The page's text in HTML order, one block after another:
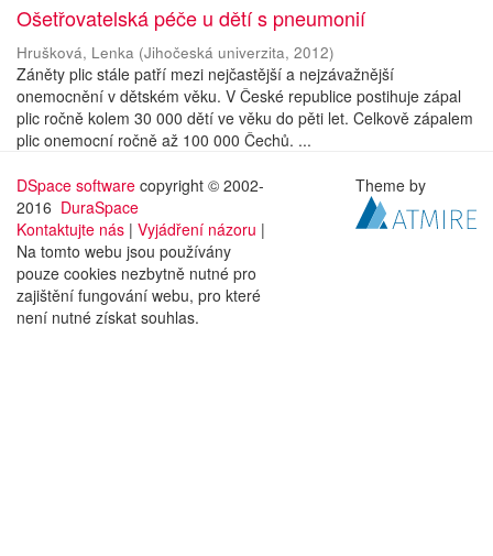
Ošetřovatelská péče u dětí s pneumonií
Hrušková, Lenka (Jihočeská univerzita, 2012)
Záněty plic stále patří mezi nejčastější a nejzávažnější
onemocnění v dětském věku. V České republice postihuje zápal
plic ročně kolem 30 000 dětí ve věku do pěti let. Celkově zápalem
plic onemocní ročně až 100 000 Čechů. ...
DSpace software copyright © 2002-
2016 DuraSpace
Kontaktujte nás | Vyjádření názoru |
Na tomto webu jsou používány
pouze cookies nezbytně nutné pro
zajištění fungování webu, pro které
není nutné získat souhlas.
Theme by